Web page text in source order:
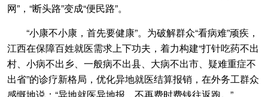
网”，“断头路”变成“便民路”。
“小康不小康，首先要健康”。为破解群众“看病难”顽疾，
江西在保障百姓就医需求上下功夫，着力构建“打针吃药不出
村、小病不出乡、一般病不出县、大病不出市、疑难重症不
出省”的诊疗新格局，优化异地就医结算报销，在外务工群众